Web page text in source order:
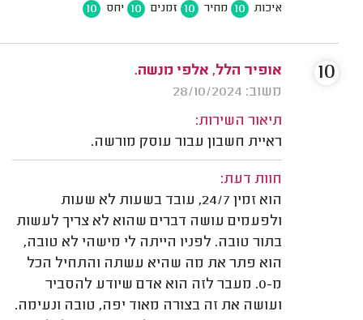
איכות 10 מחיר 10 זמנים 10 יחס 10
אופיר הלל, אלפי מנשה.
משוב: 28/10/2024
תיאור השירות:
ראיית חשבון עבור עוסק מורשה.
חוות דעת:
הוא זמין 24/7, עובד בשעות לא שעות
ולפעמים עושה דברים שהוא לא צריך לעשות
בתור טובה. לפניו הייתה לי מישהי לא טובה,
הוא פתר את מה שהיא עשתה והתחיל הכל
מ-0. מעבר לזה הוא אדם שיודע להסביר
ועושה את זה בצורה מאוד יפה, טובה ונעימה.
10